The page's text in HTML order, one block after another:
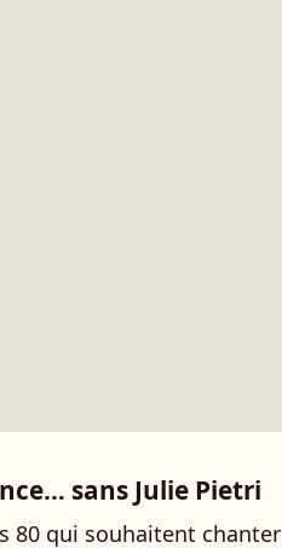
sans Julie Pietri
80 qui souhaitent chanter